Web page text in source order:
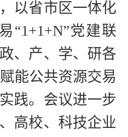
以省市区一体化
“1+1+N”党建联
、产、学、研各
能公共资源交易
践。会议进一步
高校、科技企业